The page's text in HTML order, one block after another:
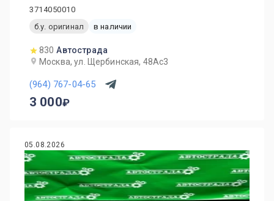
3714050010
б.у. оригинал
в наличии
830 Автострада
Москва, ул. Щербинская, 48Ас3
(964) 767-04-65
3 000
05.08.2026